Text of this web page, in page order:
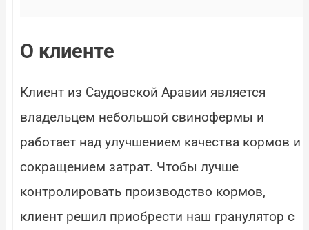
О клиенте
Клиент из Саудовской Аравии является
владельцем небольшой свинофермы и
работает над улучшением качества кормов и
сокращением затрат. Чтобы лучше
контролировать производство кормов,
клиент решил приобрести наш гранулятор с